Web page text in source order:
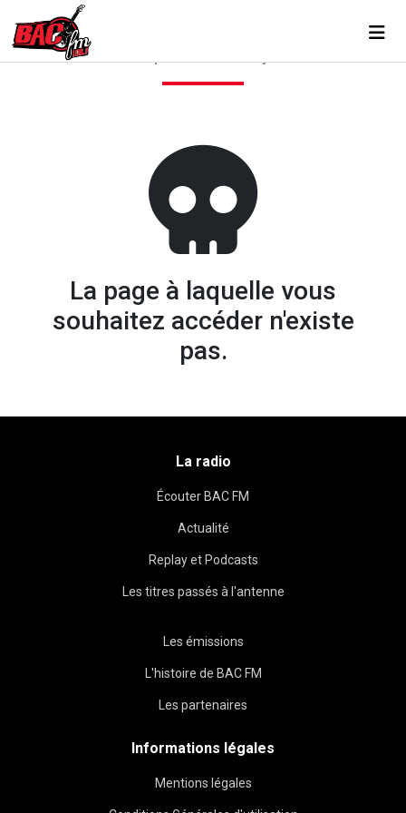
La page à laquelle vous
souhaitez accéder n'existe
pas.
La radio
Écouter BAC FM
Actualité
Replay et Podcasts
Les titres passés à l'antenne
Les émissions
L'histoire de BAC FM
Les partenaires
Informations légales
Mentions légales